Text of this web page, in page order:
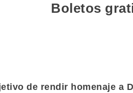
Boletos
de rendir homenaje a